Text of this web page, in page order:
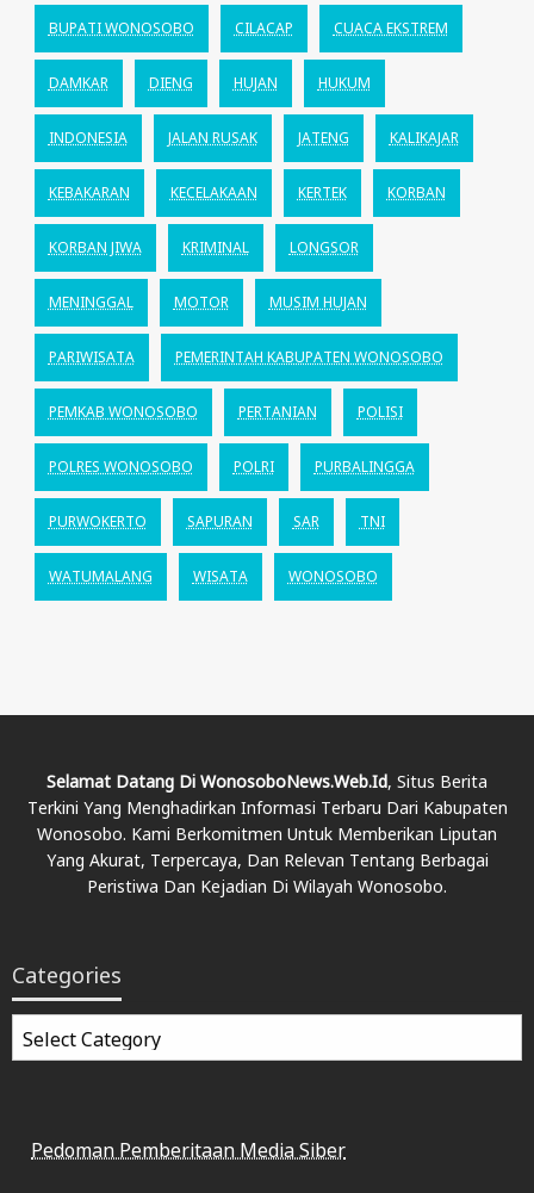
BUPATI WONOSOBO CILACAP CUACA EKSTREM
DAMKAR DIENG HUJAN HUKUM
INDONESIA JALAN RUSAK JATENG KALIKAJAR
KEBAKARAN KECELAKAAN KERTEK KORBAN
KORBAN JIWA KRIMINAL LONGSOR
MENINGGAL MOTOR MUSIM HUJAN
PARIWISATA PEMERINTAH KABUPATEN WONOSOBO
PEMKAB WONOSOBO PERTANIAN POLISI
POLRES WONOSOBO POLRI PURBALINGGA
PURWOKERTO SAPURAN SAR TNI
WATUMALANG WISATA WONOSOBO
Selamat Datang Di WonosoboNews.web.id, Situs Berita
Terkini Yang Menghadirkan Informasi Terbaru Dari Kabupaten
Wonosobo. Kami Berkomitmen Untuk Memberikan Liputan
Yang Akurat, Terpercaya, Dan Relevan Tentang Berbagai
Peristiwa Dan Kejadian Di Wilayah Wonosobo.
Categories
Categories
Pedoman Pemberitaan Media Siber